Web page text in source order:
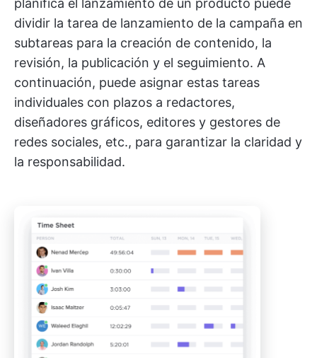
dividir la tarea de lanzamiento de la campaña en
subtareas para la creación de contenido, la
revisión, la publicación y el seguimiento. A
continuación, puede asignar estas tareas
individuales con plazos a redactores,
diseñadores gráficos, editores y gestores de
redes sociales, etc., para garantizar la claridad y
la responsabilidad.